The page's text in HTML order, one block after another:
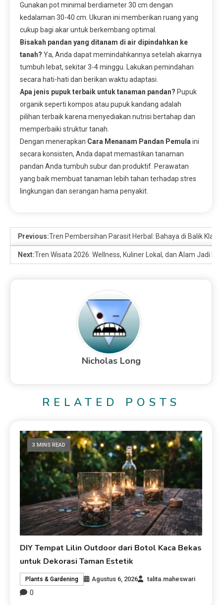
Gunakan pot minimal berdiameter 30 cm dengan
kedalaman 30-40 cm. Ukuran ini memberikan ruang yang
cukup bagi akar untuk berkembang optimal.
Bisakah pandan yang ditanam di air dipindahkan ke
tanah? Ya, Anda dapat memindahkannya setelah akarnya
tumbuh lebat, sekitar 3-4 minggu. Lakukan pemindahan
secara hati-hati dan berikan waktu adaptasi.
Apa jenis pupuk terbaik untuk tanaman pandan? Pupuk
organik seperti kompos atau pupuk kandang adalah
pilihan terbaik karena menyediakan nutrisi bertahap dan
memperbaiki struktur tanah.
Dengan menerapkan Cara Menanam Pandan Pemula ini
secara konsisten, Anda dapat memastikan tanaman
pandan Anda tumbuh subur dan produktif. Perawatan
yang baik membuat tanaman lebih tahan terhadap stres
lingkungan dan serangan hama penyakit.
Previous:Tren Pembersihan Parasit Herbal: Bahaya di Balik
Next:Tren Wisata 2026: Wellness, Kuliner Lokal, dan Alam Jadi
Nicholas Long
RELATED POSTS
3 MINS READ
DIY Tempat Lilin Outdoor dari Botol Kaca Bekas
untuk Dekorasi Taman Estetik
Plants & Gardening Agustus 6, 2026 talita.maheswari
0